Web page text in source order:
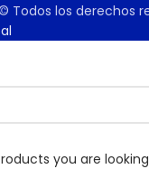
Todos los derechos
you are